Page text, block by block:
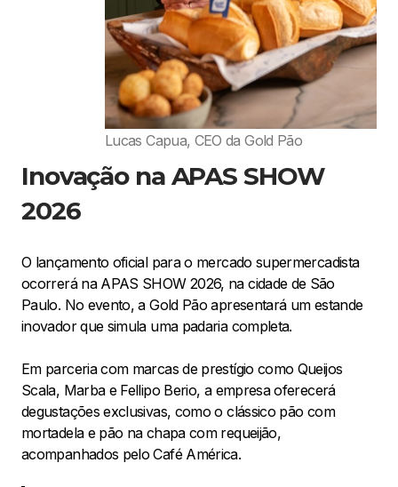
Lucas Capua, CEO da Gold Pão
Inovação na APAS SHOW
2026
O lançamento oficial para o mercado supermercadista
ocorrerá na APAS SHOW 2026, na cidade de São
Paulo. No evento, a Gold Pão apresentará um estande
inovador que simula uma padaria completa.
Em parceria com marcas de prestígio como Queijos
Scala, Marba e Fellipo Berio, a empresa oferecerá
degustações exclusivas, como o clássico pão com
mortadela e pão na chapa com requeijão,
acompanhados pelo Café América.